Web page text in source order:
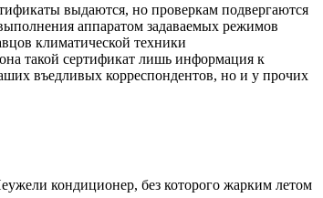
выдаются, но проверкам подвергаются
аппаратом задаваемых режимов
климатической техники
такой сертификат лишь информация к
въедливых корреспондентов, но и у прочих
кондиционер, без которого жарким летом